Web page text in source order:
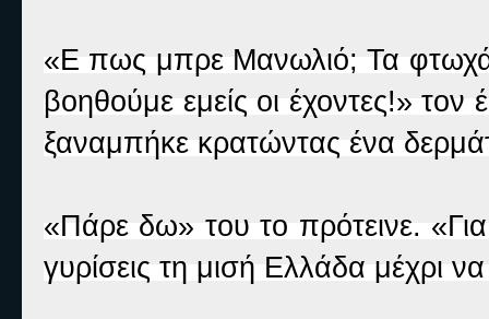
«Ε πως μπρε Μανωλιό; Τα φτωχά
βοηθούμε εμείς οι έχοντες!»
ξαναμπήκε κρατώντας ένα
«Πάρε δω» του το πρότεινε.
γυρίσεις τη μισή Ελλάδα μέχρι